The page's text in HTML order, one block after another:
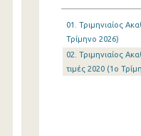
01. Τριμηνιαίος
Τρίμηνο 2026)
02. Τριμηνιαίος
τιμές 2020 (1o